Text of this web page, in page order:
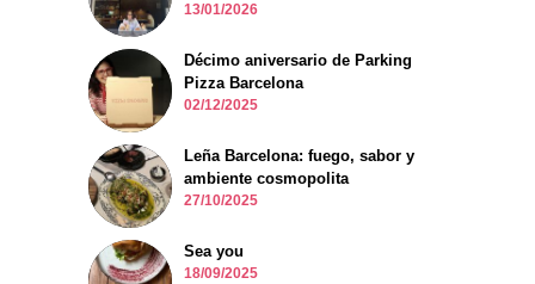
13/01/2026
Décimo aniversario de Parking
Pizza Barcelona
02/12/2025
Leña Barcelona: fuego, sabor y
ambiente cosmopolita
27/10/2025
Sea you
18/09/2025